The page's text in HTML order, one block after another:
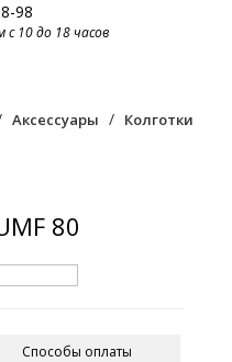
98
10 до 18 часов
Аксессуары
Колготки
80
Способы оплаты